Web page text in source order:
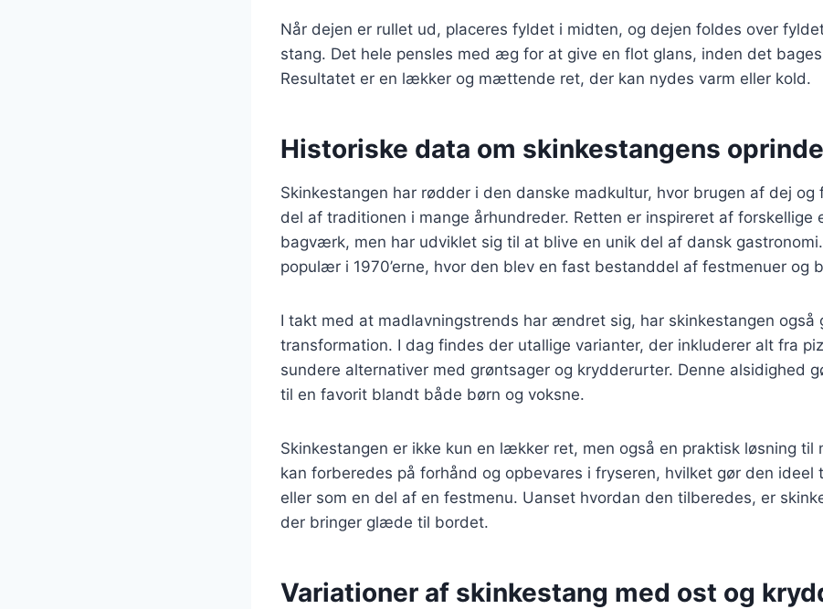
Når dejen er rullet ud, placeres fyldet i midten, og dejen foldes over
stang. Det hele pensles med æg for at give en flot glans, inden det
Resultatet er en lækker og mættende ret, der kan nydes varm eller kold.
Historiske data om skinkestangens
Skinkestangen har rødder i den danske madkultur, hvor brugen af dej
del af traditionen i mange århundreder. Retten er inspireret af forskellige
bagværk, men har udviklet sig til at blive en unik del af dansk
populær i 1970’erne, hvor den blev en fast bestanddel af festmenuer og
I takt med at madlavningstrends har ændret sig, har skinkestangen også
transformation. I dag findes der utallige varianter, der inkluderer alt fra
sundere alternativer med grøntsager og krydderurter. Denne alsidighed
til en favorit blandt både børn og voksne.
Skinkestangen er ikke kun en lækker ret, men også en praktisk løsning til
kan forberedes på forhånd og opbevares i fryseren, hvilket gør den ideel
eller som en del af en festmenu. Uanset hvordan den tilberedes, er
der bringer glæde til bordet.
Variationer af skinkestang med ost og